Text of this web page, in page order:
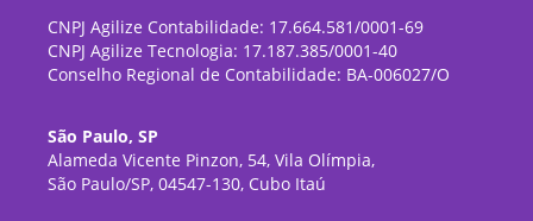
CNPJ Agilize Contabilidade: 17.664.581/0001-69
CNPJ Agilize Tecnologia: 17.187.385/0001-40
Conselho Regional de Contabilidade: BA-006027/O
São Paulo, SP
Alameda Vicente Pinzon, 54, Vila Olímpia,
São Paulo/SP, 04547-130, Cubo Itaú